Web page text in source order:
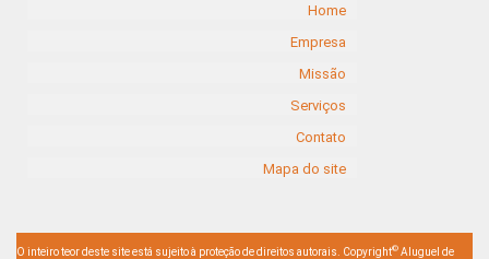
Home
Empresa
Missão
Serviços
Contato
Mapa do site
O inteiro teor deste site está sujeito à proteção de direitos autorais. Copyright© Aluguel de